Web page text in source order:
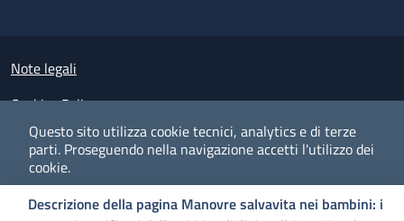
Questo sito utilizza cookie tecnici, analytics e di terze
parti. Proseguendo nella navigazione accetti l'utilizzo dei
cookie.
PREFERENZECOOKIESACCETTOI
Descrizione della pagina Manovre salvavita nei bambini: i
Small prints
Note legali
Cookies Policy
Policy privacy e protezione del dato personale
Albo pretorio on-line
Dichiarazione di accessibilità